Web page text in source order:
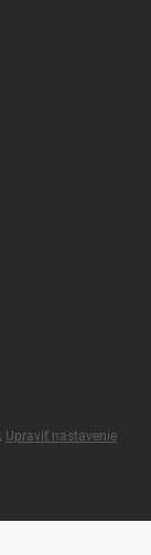
Upraviť nastavenie